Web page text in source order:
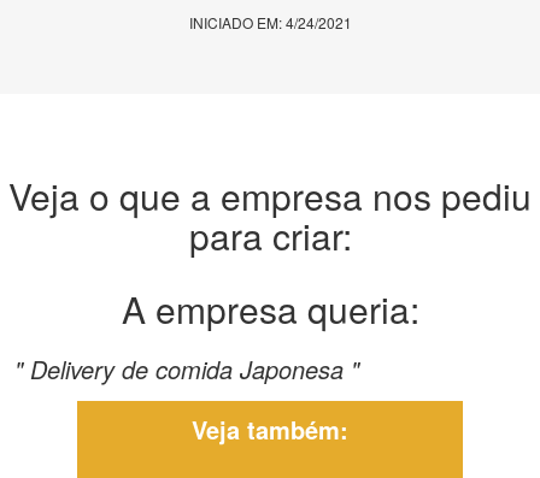
INICIADO EM: 4/24/2021
Veja o que a empresa nos pediu
para criar:
A empresa queria:
" Delivery de comida Japonesa "
Veja também: